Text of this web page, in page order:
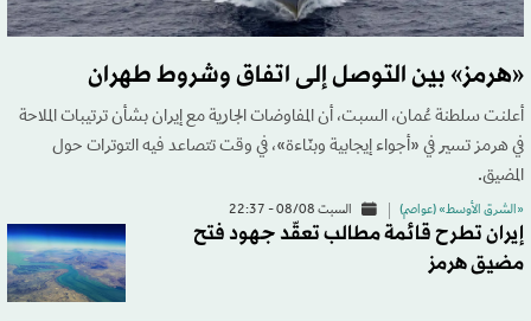
«هرمز» بين التوصل إلى اتفاق وشروط طهران
أعلنت سلطنة عُمان، السبت، أن المفاوضات الجارية مع إيران بشأن ترتيبات الملاحة
في هرمز تسير في «أجواء إيجابية وبنّاءة»، في وقت تتصاعد فيه التوترات حول
المضيق.
«الشرق الأوسط» (عواصم) السبت 08/08 - 22:37
إيران تطرح قائمة مطالب تعقّد جهود فتح
مضيق هرمز